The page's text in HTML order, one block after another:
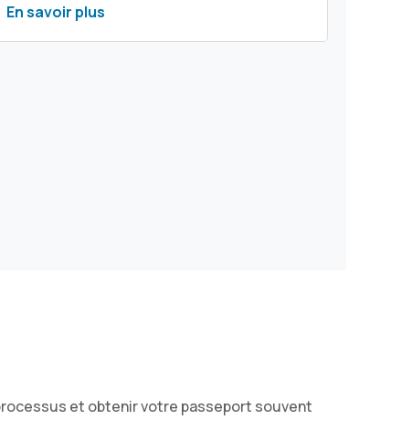
En savoir plus
et obtenir votre passeport souvent